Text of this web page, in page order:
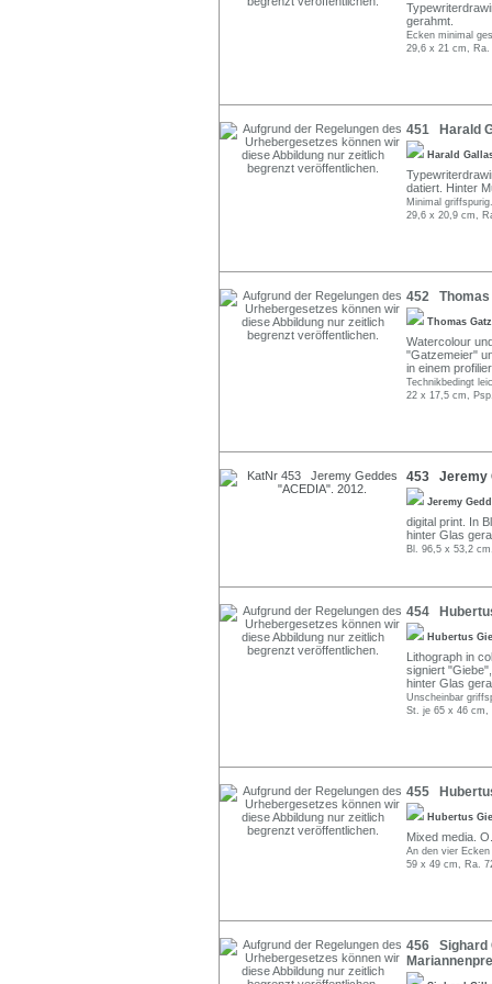
gerahmt.
Ecken minimal
29,6 x 21 cm,
451 Harald
Harald
datiert. Hinter
Minimal griffspurig.
29,6 x 20,9 cm,
452 Thomas
Thomas
Watercolour
"Gatzemeier"
in einem
Technikbedingt
22 x 17,5 cm,
453 Jeremy
Jeremy
digital print. In
hinter Glas
Bl. 96,5 x 53,2
454
Hubertus
Lithograph in
signiert
hinter Glas
Unscheinbar
St. je 65 x 46 cm,
455
Hubertus
Mixed media.
An den vier
59 x 49 cm, Ra.
456 Sighard